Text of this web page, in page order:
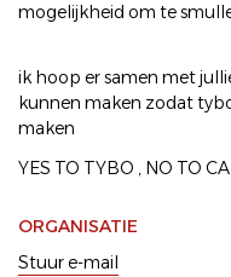
mogelijkheid om te
ik hoop er samen met
kunnen maken zodat
maken
YES TO TYBO , NO TO
ORGANISATIE
Stuur e-mail